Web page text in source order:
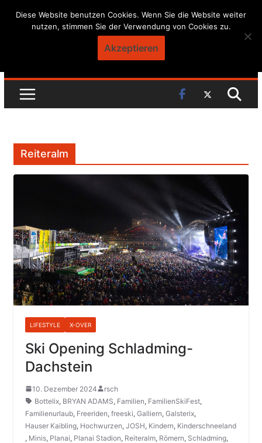
Skip
Reiteralm
LIFESTYLE X-OVER
Ski Opening Schladming-
Dachstein
10. Dezember 2024
rsch
Bottelix, BRYAN ADAMS, Familien, FamilienSkiFest,
Familienurlaub, Freeriden, freeski, Galliern, Galsterix,
Hauser Kaibling, Hochwurzen, JOSH, Kindern, Kinderschneeland
, Minis, Planai, Planai Stadion, Reiteralm, Römern, Schladming,
Diese Website benutzen Cookies. Wenn Sie die Website weiter
nutzen, stimmen Sie der Verwendung von Cookies zu.
Akzeptieren